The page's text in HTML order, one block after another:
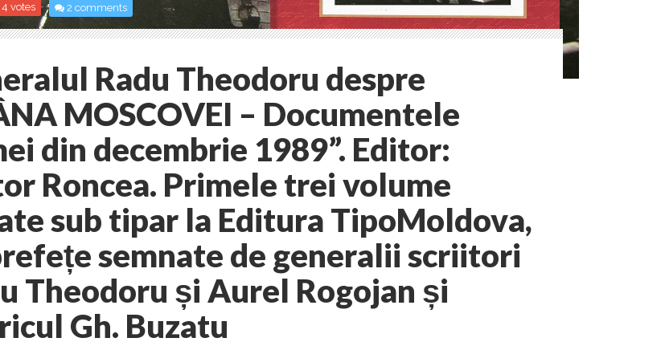
4 votes 2 comments
Radu Theodoru despre
MOSCOVEI – Documentele
din decembrie 1989”. Editor:
Roncea. Primele trei volume
sub tipar la Editura TipoMoldova,
semnate de generalii scriitori
Theodoru și Aurel Rogojan și
Gh. Buzatu